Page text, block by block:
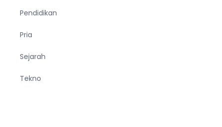
Pendidikan
Pria
Sejarah
Tekno